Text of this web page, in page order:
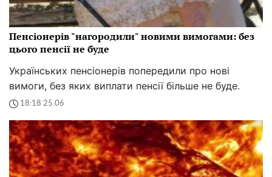
Пенсіонерів "нагородили" новими вимогами: без
цього пенсії не буде
Українських пенсіонерів попередили про нові
вимоги, без яких виплати пенсії більше не буде.
18:18 25.06